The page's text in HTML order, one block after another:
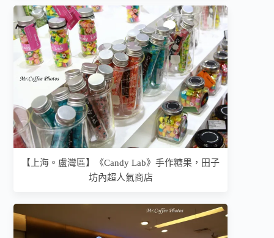
【上海。盧灣區】《Candy Lab》手作糖果，田子
坊內超人氣商店